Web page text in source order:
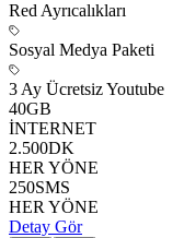
Red Ayrıcalıkları
Sosyal Medya Paketi
3 Ay Ücretsiz Youtube
40GB
İNTERNET
2.500DK
HER YÖNE
250SMS
HER YÖNE
Detay Gör